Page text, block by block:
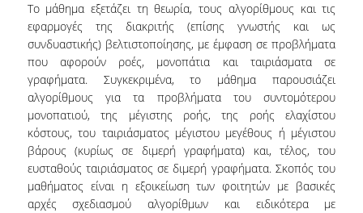
ΕΙΔΙΚΟ ΤΕΧΝΙΚΟ ΚΑΙ ΕΡΓΑΣΤΗΡΙΑΚΟ
ΠΡΟΣΩΠΙΚΟ (Ε.Τ.Ε.Π.)
ΥΠΟΨΗΦΙΟΙ ΔΙΔΑΚΤΟΡΕΣ.
ΔΙΟΙΚΗΤΙΚΟ ΠΡΟΣΩΠΙΚΟ
ΜΗΤΡΩΑ
ΠΡΟΠΤΥΧΙΑΚΕΣ ΣΠΟΥΔΕΣ
ΠΡΟΓΡΑΜΜΑ ΣΠΟΥΔΩΝ
Το μάθημα εξετάζει τη θεωρία, τους αλγορίθμους και τις
εφαρμογές της διακριτής (επίσης γνωστής και ως
συνδυαστικής) βελτιστοποίησης, με έμφαση σε προβλήματα
που αφορούν ροές, μονοπάτια και ταιριάσματα σε
γραφήματα. Συγκεκριμένα, το μάθημα παρουσιάζει
αλγορίθμους για τα προβλήματα του συντομότερου
μονοπατιού, της μέγιστης ροής, της ροής ελαχίστου
κόστους, του ταιριάσματος μέγιστου μεγέθους ή μέγιστου
βάρους (κυρίως σε διμερή γραφήματα) και, τέλος, του
ευσταθούς ταιριάσματος σε διμερή γραφήματα. Σκοπός του
μαθήματος είναι η εξοικείωση των φοιτητών με βασικές
αρχές σχεδιασμού αλγορίθμων και ειδικότερα με